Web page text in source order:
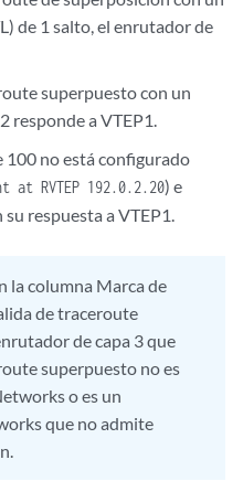
de 1 salto, el enrutador de
superpuesto con un
responde a VTEP1.
100 no está configurado
at RVTEP 192.0.2.20) e
respuesta a VTEP1.
la columna Marca de
de traceroute
de capa 3 que
superpuesto no es
o es un
que no admite